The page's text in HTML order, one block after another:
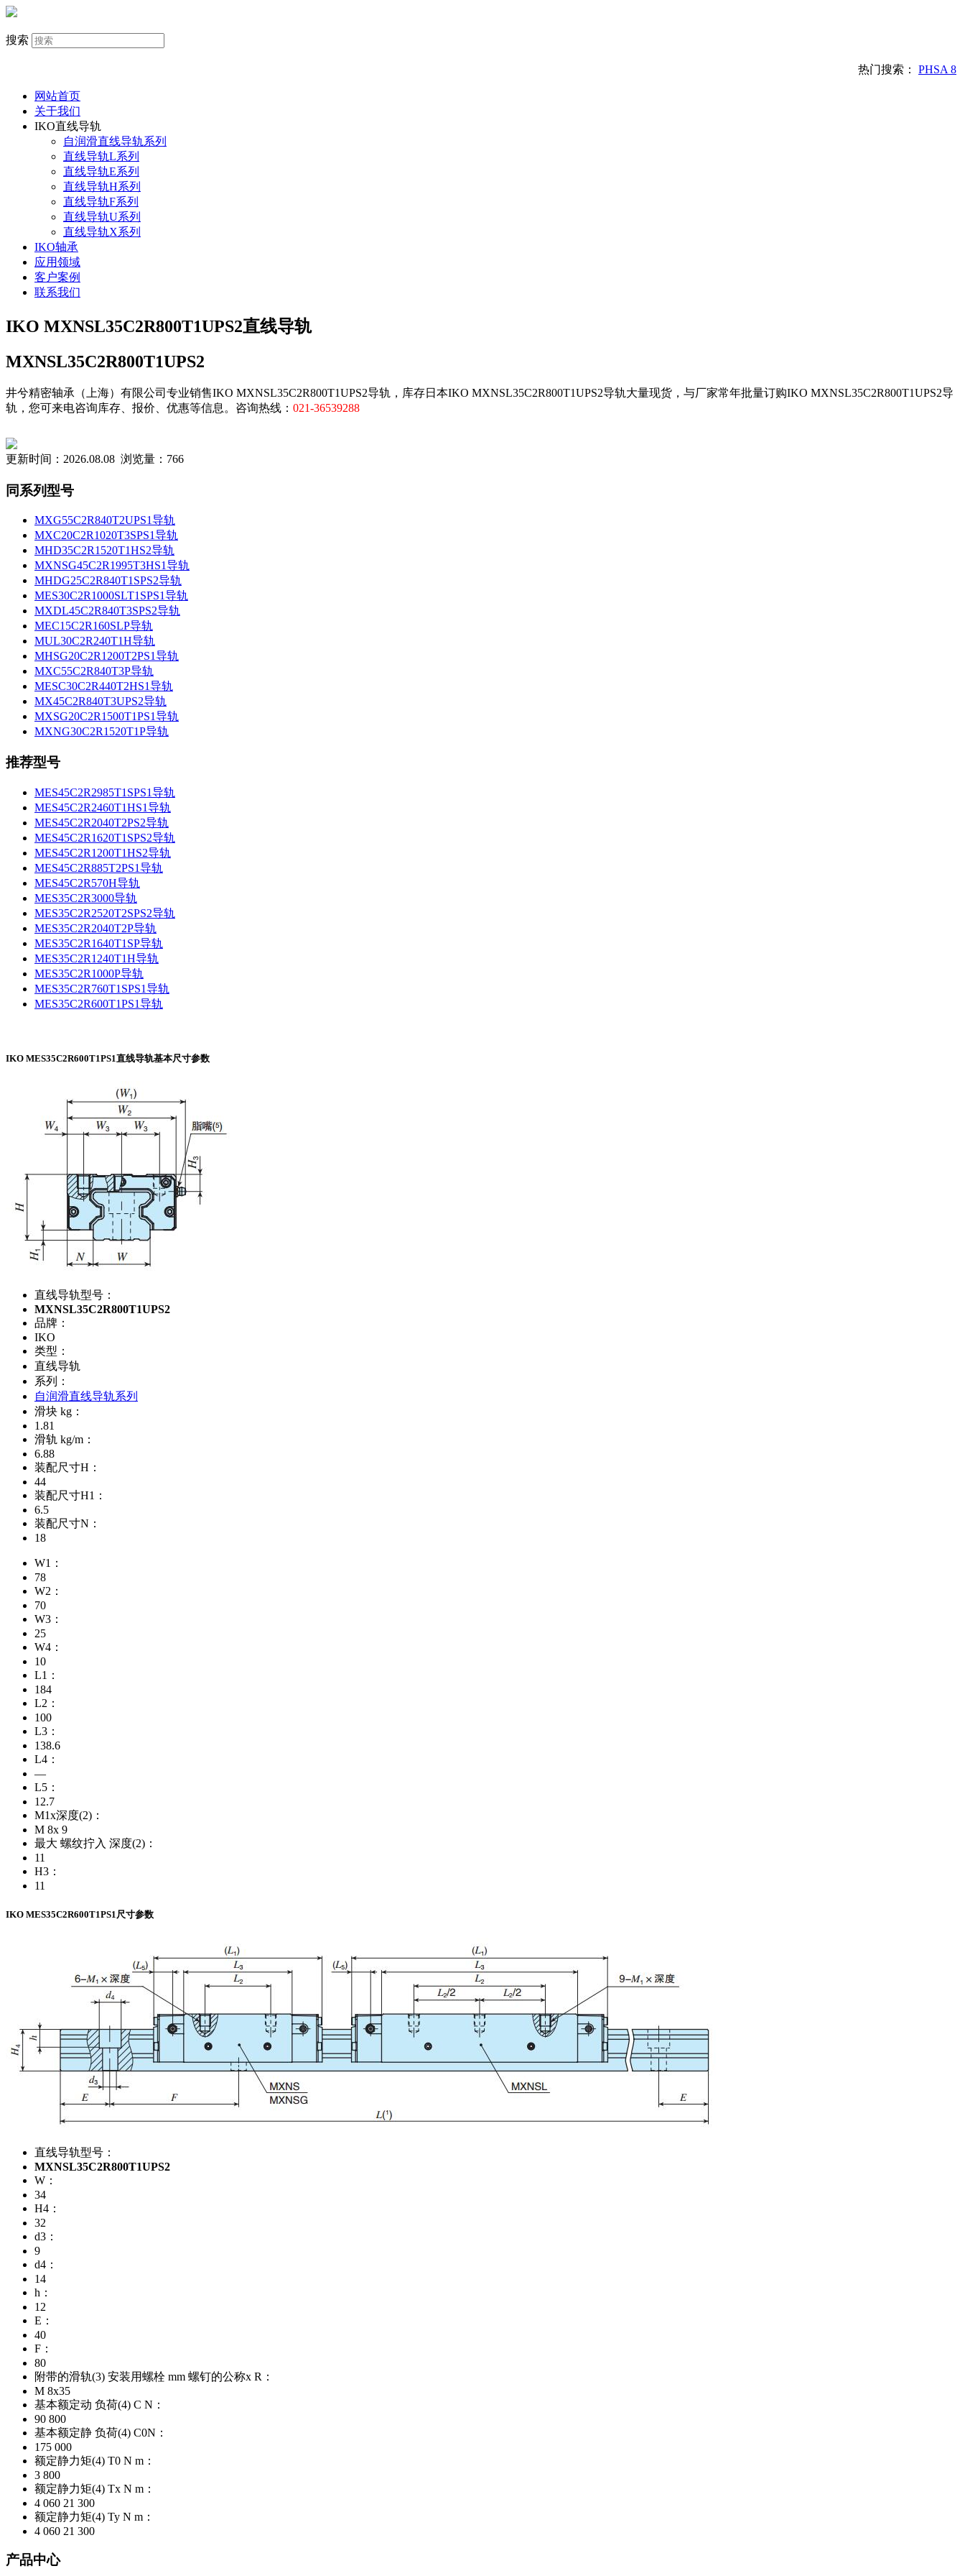
搜索
热门搜索： PHSA 8
网站首页
关于我们
IKO直线导轨
自润滑直线导轨系列
直线导轨L系列
直线导轨E系列
直线导轨H系列
直线导轨F系列
直线导轨U系列
直线导轨X系列
IKO轴承
应用领域
客户案例
联系我们
IKO MXNSL35C2R800T1UPS2直线导轨
MXNSL35C2R800T1UPS2
井兮精密轴承（上海）有限公司专业销售IKO MXNSL35C2R800T1UPS2导轨，库存日本IKO MXNSL35C2R800T1UPS2导轨大量现货，与厂家常年批量订购IKO MXNSL35C2R800T1UPS2导
轨，您可来电咨询库存、报价、优惠等信息。咨询热线： 021-36539288
更新时间：2026.08.08 浏览量：766
同系列型号
MXG55C2R840T2UPS1导轨
MXC20C2R1020T3SPS1导轨
MHD35C2R1520T1HS2导轨
MXNSG45C2R1995T3HS1导轨
MHDG25C2R840T1SPS2导轨
MES30C2R1000SLT1SPS1导轨
MXDL45C2R840T3SPS2导轨
MEC15C2R160SLP导轨
MUL30C2R240T1H导轨
MHSG20C2R1200T2PS1导轨
MXC55C2R840T3P导轨
MESC30C2R440T2HS1导轨
MX45C2R840T3UPS2导轨
MXSG20C2R1500T1PS1导轨
MXNG30C2R1520T1P导轨
推荐型号
MES45C2R2985T1SPS1导轨
MES45C2R2460T1HS1导轨
MES45C2R2040T2PS2导轨
MES45C2R1620T1SPS2导轨
MES45C2R1200T1HS2导轨
MES45C2R885T2PS1导轨
MES45C2R570H导轨
MES35C2R3000导轨
MES35C2R2520T2SPS2导轨
MES35C2R2040T2P导轨
MES35C2R1640T1SP导轨
MES35C2R1240T1H导轨
MES35C2R1000P导轨
MES35C2R760T1SPS1导轨
MES35C2R600T1PS1导轨
IKO MES35C2R600T1PS1直线导轨基本尺寸参数
直线导轨型号：
MXNSL35C2R800T1UPS2
品牌：
IKO
类型：
直线导轨
系列：
自润滑直线导轨系列
滑块 kg：
1.81
滑轨 kg/m：
6.88
装配尺寸H：
44
装配尺寸H1：
6.5
装配尺寸N：
18
W1：
78
W2：
70
W3：
25
W4：
10
L1：
184
L2：
100
L3：
138.6
L4：
—
L5：
12.7
M1x深度(2)：
M 8x 9
最大 螺纹拧入 深度(2)：
11
H3：
11
IKO MES35C2R600T1PS1尺寸参数
直线导轨型号：
MXNSL35C2R800T1UPS2
W：
34
H4：
32
d3：
9
d4：
14
h：
12
E：
40
F：
80
附带的滑轨(3) 安装用螺栓 mm 螺钉的公称x R：
M 8x35
基本额定动 负荷(4) C N：
90 800
基本额定静 负荷(4) C0N：
175 000
额定静力矩(4) T0 N m：
3 800
额定静力矩(4) Tx N m：
4 060 21 300
额定静力矩(4) Ty N m：
4 060 21 300
产品中心